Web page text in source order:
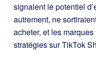
signalent le potentiel
autrement, ne
acheter, et les
stratégies sur TikTok